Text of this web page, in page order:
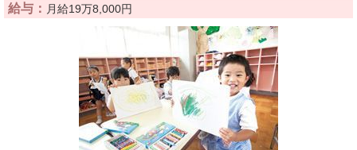
給与： 月給19万8,000円